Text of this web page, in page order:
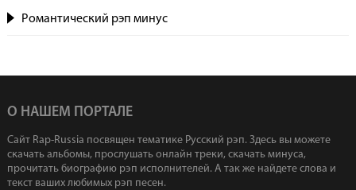
Романтический рэп минус
О НАШЕМ ПОРТАЛЕ
Сайт Rap-Russia посвящен тематике Русский рэп. Здесь вы можете
скачать альбомы, прослушать онлайн треки, скачать минуса,
прочитать биографию рэп исполнителей. А так же найдете слова и
текст ваших любимых рэп песен.